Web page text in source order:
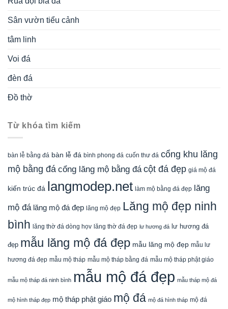
Sân vườn tiểu cảnh
tâm linh
Voi đá
đèn đá
Đồ thờ
Từ khóa tìm kiếm
bàn lễ bằng đá bàn lễ đá bình phong đá cuốn thư đá cổng khu lăng
mộ bằng đá cổng lăng mộ bằng đá cột đá đẹp giá mộ đá
kiến trúc đá langmodep.net làm mộ bằng đá đẹp lăng
mộ đá lăng mộ đá đẹp lăng mộ đẹp Lăng mộ đẹp ninh
bình lăng thờ đá dòng họv lăng thờ đá đẹp lư hương đá lư hương đá
đẹp mẫu lăng mộ đá đẹp mẫu lăng mộ đẹp mẫu lư
hương đá đẹp mẫu mộ tháp mẫu mộ tháp bằng đá mẫu mộ tháp phật giáo
mẫu mộ tháp đá ninh bình mẫu mộ đá đẹp mẫu tháp mộ đá
mộ hình tháp đẹp mộ tháp phật giáo mộ đá mộ đá hình tháp mộ đá